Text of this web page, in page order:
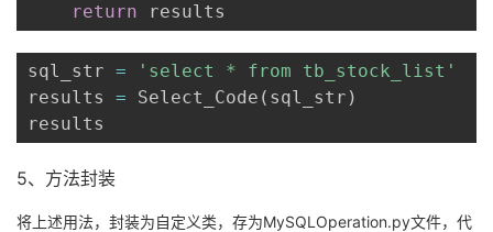
return results
sql_str =
'select * from tb_stock_list'
results = Select_Code ( sql_str )
results
5、方法封装
将上述用法，封装为自定义类，存为MySQLOperation.py文件，代